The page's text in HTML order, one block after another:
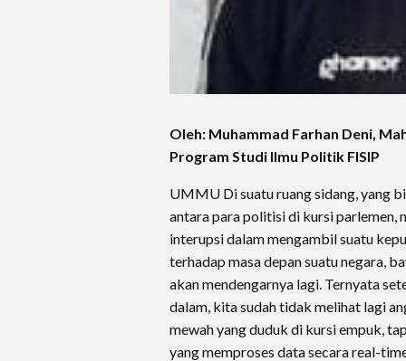
Oleh: Muhammad Farhan Deni,
Program Studi Ilmu Politik FISIP
UMMU Di suatu ruang sidang, yang
antara para politisi di kursi parlemen,
interupsi dalam mengambil suatu
terhadap masa depan suatu negara,
akan mendengarnya lagi. Ternyata
dalam, kita sudah tidak melihat lagi
mewah yang duduk di kursi empuk,
yang memproses data secara real-